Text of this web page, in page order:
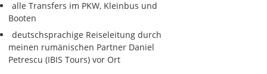
alle Transfers im PKW, Kleinbus und
Booten
deutschsprachige Reiseleitung durch
meinen rumänischen Partner Daniel
Petrescu (IBIS Tours) vor Ort